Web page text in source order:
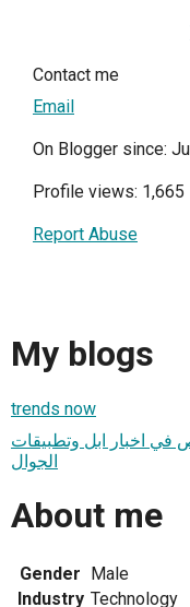
Contact me
Email
On Blogger since:
Profile views: 1,665
Report Abuse
My blogs
trends now
في اخبار ابل وتطبيقات
الجوال
About me
Gender Male
Industry Technology